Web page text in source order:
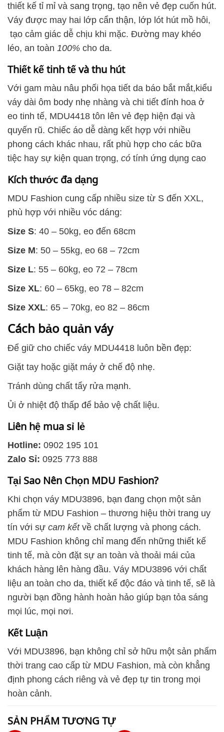
thiết kế tỉ mỉ và sang trọng, tạo nên vẻ đẹp cuốn hút.
Váy được may hai lớp cẩn thận, lớp lót hút mồ hôi,
tạo cảm giác dễ chịu khi mặc. Đường may khéo
léo, an toàn 100% cho da.
Thiết kế tinh tế và thu hút
Với ​​gam màu nâu phối họa tiết da báo bắt mắt,kiểu
váy dài ôm body nhẹ nhàng và chi tiết đính hoa ở
eo tinh tế, MDU4418 tôn lên vẻ đẹp hiện đại và
quyến rũ. Chiếc áo dễ dàng kết hợp với nhiều
phong cách khác nhau, rất phù hợp cho các bữa
tiệc hay sự kiện quan trọng, có tính ứng dụng cao
Kích thước đa dạng
MDU Fashion cung cấp nhiều size từ S đến XXL,
phù hợp với nhiều vóc dáng:
Size S: 40 – 50kg, eo đến 68cm
Size M: 50 – 55kg, eo 68 – 72cm
Size L: 55 – 60kg, eo 72 – 78cm
Size XL: 60 – 65kg, eo 78 – 82cm
Size XXL: 65 – 70kg, eo 82 – 86cm
Cách bảo quản váy
Để giữ cho chiếc váy MDU4418 luôn bền đẹp:
Giặt tay hoặc giặt máy ở chế độ nhẹ.
Tránh dùng chất tẩy rửa mạnh.
Ủi ở nhiệt độ thấp để bảo vệ chất liệu.
Liên hệ mua sỉ lẻ
Hotline: 0902 195 101
Zalo Sỉ: 0925 773 888
Tại Sao Nên Chọn MDU Fashion?
Khi chọn váy MDU3896, bạn đang chọn một sản
phẩm từ MDU Fashion – thương hiệu thời trang uy
tín với sự cam kết về chất lượng và phong cách.
MDU Fashion không chỉ mang đến những thiết kế
tinh tế, mà còn đặt sự an toàn và thoải mái của
khách hàng lên hàng đầu. Váy MDU3896 với chất
liệu an toàn cho da, thiết kế độc đáo và tinh tế, sẽ là
người bạn đồng hành hoàn hảo giúp bạn tỏa sáng
mọi lúc, mọi nơi.
Kết Luận
Với MDU3896, bạn không chỉ sở hữu một sản phẩm
thời trang cao cấp từ MDU Fashion, mà còn khẳng
định phong cách riêng và vẻ đẹp tự tin trong mọi
hoàn cảnh.
SẢN PHẨM TƯƠNG TỰ